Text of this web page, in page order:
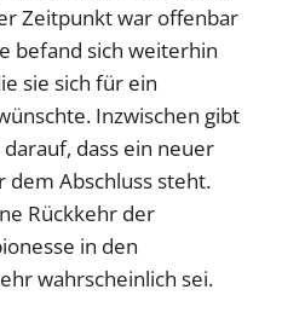
Zeitpunkt war offenbar
befand sich weiterhin
sie sich für ein
Inzwischen gibt
dass ein neuer
dem Abschluss steht.
Rückkehr der
in den
wahrscheinlich sei.